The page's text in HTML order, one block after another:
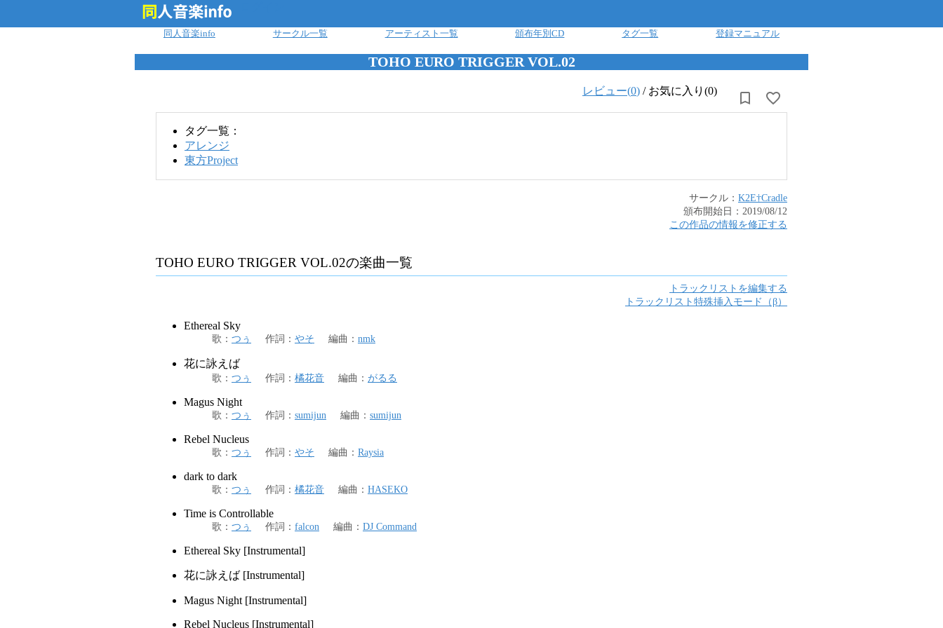
同人音楽info サークル一覧 アーティスト一覧 頒布年別CD タグ一覧 登録マニュアル
TOHO EURO TRIGGER VOL.02
レビュー(0) / お気に入り(0)
タグ一覧：
アレンジ
東方Project
サークル： K2E†Cradle
頒布開始日： 2019/08/12
この作品の情報を修正する
TOHO EURO TRIGGER VOL.02の楽曲一覧
トラックリストを編集する
トラックリスト特殊挿入モード（β）
Ethereal Sky
歌 ： つぅ 作詞 ： やそ 編曲 ： nmk
花に詠えば
歌 ： つぅ 作詞 ： 橘花音 編曲 ： がるる
Magus Night
歌 ： つぅ 作詞 ： sumijun 編曲 ： sumijun
Rebel Nucleus
歌 ： つぅ 作詞 ： やそ 編曲 ： Raysia
dark to dark
歌 ： つぅ 作詞 ： 橘花音 編曲 ： HASEKO
Time is Controllable
歌 ： つぅ 作詞 ： falcon 編曲 ： DJ Command
Ethereal Sky [Instrumental]
花に詠えば [Instrumental]
Magus Night [Instrumental]
Rebel Nucleus [Instrumental]